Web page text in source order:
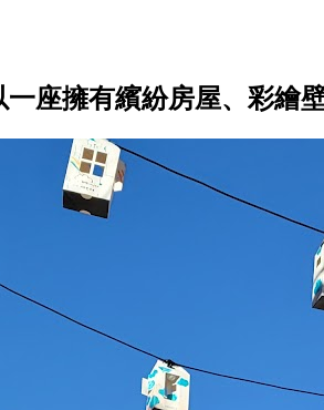
座擁有繽紛房屋、彩繪